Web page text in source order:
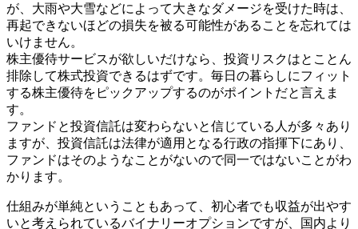
が、大雨や大雪などによって大きなダメージを受けた時は、
再起できないほどの損失を被る可能性があることを忘れては
いけません。
株主優待サービスが欲しいだけなら、投資リスクはとことん
排除して株式投資できるはずです。毎日の暮らしにフィット
する株主優待をピックアップするのがポイントだと言えま
す。
ファンドと投資信託は変わらないと信じている人が多々あり
ますが、投資信託は法律が適用となる行政の指揮下にあり、
ファンドはそのようなことがないので同一ではないことがわ
かります。
仕組みが単純ということもあって、初心者でも収益が出やす
いと考えられているバイナリーオプションですが、国内より